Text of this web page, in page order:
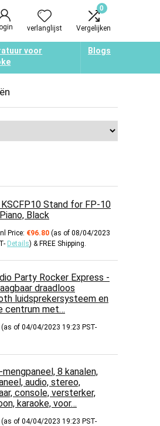
verlanglijst
0
Vergelijken
voor
Blogs
KSCFP10 Stand for FP-10
Black
Price: €96.80 (as of 08/04/2023
Details) & FREE Shipping.
Party Rocker Express -
draadloos
luidsprekersysteem en
centrum met…
(as of 04/04/2023 19:23 PST-
8 kanalen,
audio, stereo,
console, versterker,
karaoke, voor…
(as of 04/04/2023 19:23 PST-